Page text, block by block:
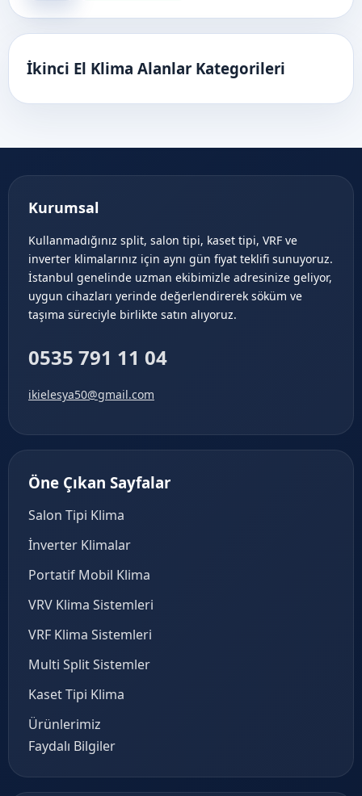
İkinci El Klima Alanlar Kategorileri
Kurumsal
Kullanmadığınız split, salon tipi, kaset tipi, VRF ve
inverter klimalarınız için aynı gün fiyat teklifi sunuyoruz.
İstanbul genelinde uzman ekibimizle adresinize geliyor,
uygun cihazları yerinde değerlendirerek söküm ve
taşıma süreciyle birlikte satın alıyoruz.
0535 791 11 04
ikielesya50@gmail.com
Öne Çıkan Sayfalar
Salon Tipi Klima
İnverter Klimalar
Portatif Mobil Klima
VRV Klima Sistemleri
VRF Klima Sistemleri
Multi Split Sistemler
Kaset Tipi Klima
Ürünlerimiz
Faydalı Bilgiler